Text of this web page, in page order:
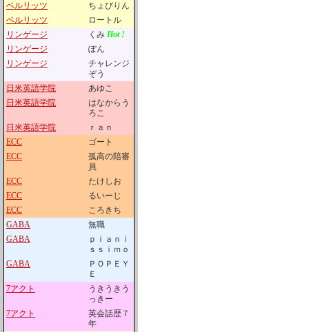
ベルリッツ
ちょびりん
ベルリッツ
ロートル
リンゲージ
くみ Hot !
リンゲージ
ぽん
リンゲージ
チャレンジ
ぞう
日米英語学院
あゆこ
日米英語学院
はなからう
ろこ
日米英語学院
ｒａｎ
ECC
ゴート
ECC
孤高の陪審
員
ECC
たけしお
ECC
るいーじ
ECC
ころきち
GABA
無職
GABA
ｐｉａｎｉ
ｓｓｉｍｏ
GABA
ＰＯＰＥＹ
Ｅ
7アクト
うきうきう
っきー
7アクト
英会話歴７
年